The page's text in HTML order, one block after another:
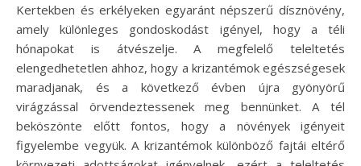
Kertekben és erkélyeken egyaránt népszerű dísznövény,
amely különleges gondoskodást igényel, hogy a téli
hónapokat is átvészelje. A megfelelő teleltetés
elengedhetetlen ahhoz, hogy a krizantémok egészségesek
maradjanak, és a következő évben újra gyönyörű
virágzással örvendeztessenek meg bennünket. A tél
beköszönte előtt fontos, hogy a növények igényeit
figyelembe vegyük. A krizantémok különböző fajtái eltérő